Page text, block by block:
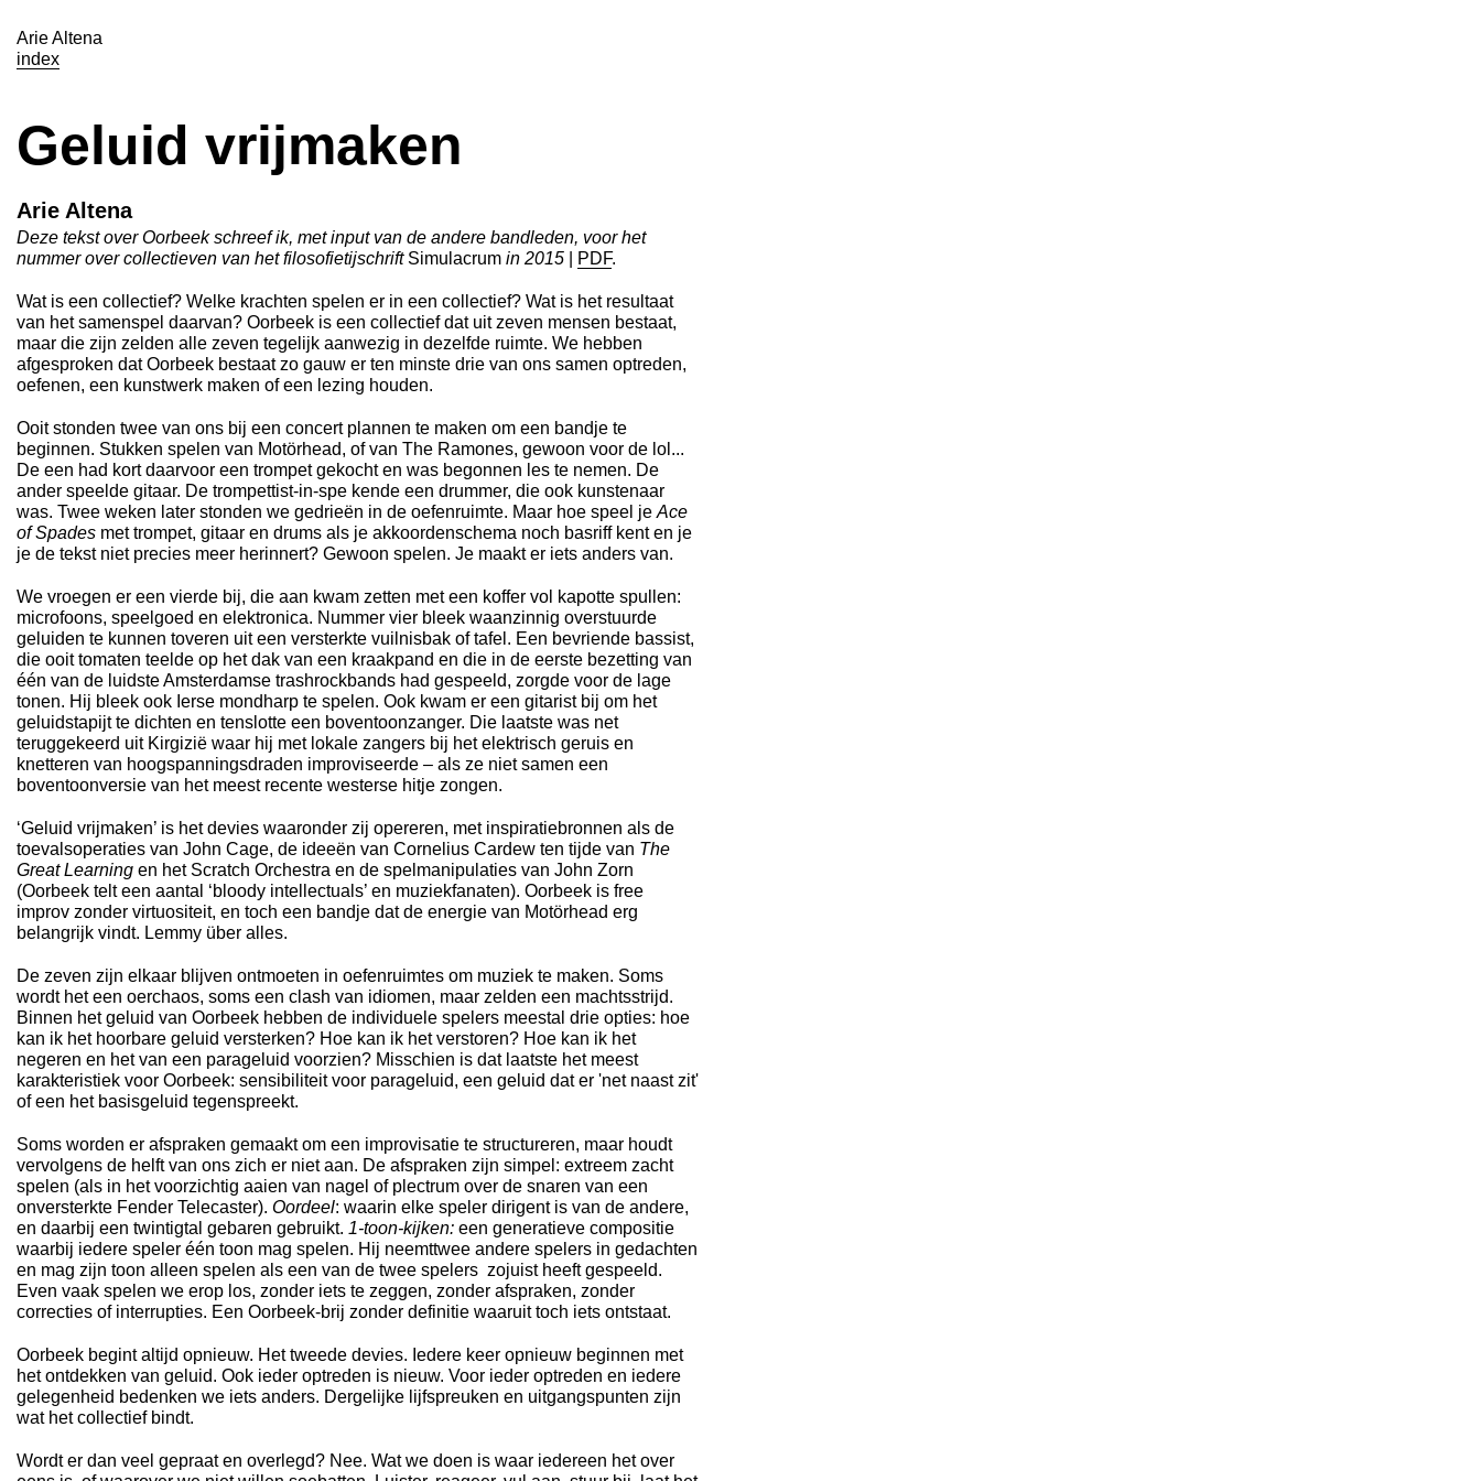
Arie Altena
index
Geluid vrijmaken
Arie Altena
Deze tekst over Oorbeek schreef ik, met input van de andere bandleden, voor het
nummer over collectieven van het filosofietijschrift Simulacrum in 2015 PDF.
Wat is een collectief? Welke krachten spelen er in een collectief? Wat is het resultaat
van het samenspel daarvan? Oorbeek is een collectief dat uit zeven mensen bestaat,
maar die zijn zelden alle zeven tegelijk aanwezig in dezelfde ruimte. We hebben
afgesproken dat Oorbeek bestaat zo gauw er ten minste drie van ons samen optreden,
oefenen, een kunstwerk maken of een lezing houden.
Ooit stonden twee van ons bij een concert plannen te maken om een bandje te
beginnen. Stukken spelen van Motörhead, of van The Ramones, gewoon voor de lol...
De een had kort daarvoor een trompet gekocht en was begonnen les te nemen. De
ander speelde gitaar. De trompettist-in-spe kende een drummer, die ook kunstenaar
was. Twee weken later stonden we gedrieën in de oefenruimte. Maar hoe speel je Ace
of Spades met trompet, gitaar en drums als je akkoordenschema noch basriff kent en je
je de tekst niet precies meer herinnert? Gewoon spelen. Je maakt er iets anders van.
We vroegen er een vierde bij, die aan kwam zetten met een koffer vol kapotte spullen:
microfoons, speelgoed en elektronica. Nummer vier bleek waanzinnig overstuurde
geluiden te kunnen toveren uit een versterkte vuilnisbak of tafel. Een bevriende bassist,
die ooit tomaten teelde op het dak van een kraakpand en die in de eerste bezetting van
één van de luidste Amsterdamse trashrockbands had gespeeld, zorgde voor de lage
tonen. Hij bleek ook Ierse mondharp te spelen. Ook kwam er een gitarist bij om het
geluidstapijt te dichten en tenslotte een boventoonzanger. Die laatste was net
teruggekeerd uit Kirgizië waar hij met lokale zangers bij het elektrisch geruis en
knetteren van hoogspanningsdraden improviseerde – als ze niet samen een
boventoonversie van het meest recente westerse hitje zongen.
‘Geluid vrijmaken’ is het devies waaronder zij opereren, met inspiratiebronnen als de
toevalsoperaties van John Cage, de ideeën van Cornelius Cardew ten tijde van The
Great Learning en het Scratch Orchestra en de spelmanipulaties van John Zorn
(Oorbeek telt een aantal ‘bloody intellectuals’ en muziekfanaten). Oorbeek is free
improv zonder virtuositeit, en toch een bandje dat de energie van Motörhead erg
belangrijk vindt. Lemmy über alles.
De zeven zijn elkaar blijven ontmoeten in oefenruimtes om muziek te maken. Soms
wordt het een oerchaos, soms een clash van idiomen, maar zelden een machtsstrijd.
Binnen het geluid van Oorbeek hebben de individuele spelers meestal drie opties: hoe
kan ik het hoorbare geluid versterken? Hoe kan ik het verstoren? Hoe kan ik het
negeren en het van een parageluid voorzien? Misschien is dat laatste het meest
karakteristiek voor Oorbeek: sensibiliteit voor parageluid, een geluid dat er 'net naast zit'
of een het basisgeluid tegenspreekt.
Soms worden er afspraken gemaakt om een improvisatie te structureren, maar houdt
vervolgens de helft van ons zich er niet aan. De afspraken zijn simpel: extreem zacht
spelen (als in het voorzichtig aaien van nagel of plectrum over de snaren van een
onversterkte Fender Telecaster). Oordeel: waarin elke speler dirigent is van de andere,
en daarbij een twintigtal gebaren gebruikt. 1-toon-kijken: een generatieve compositie
waarbij iedere speler één toon mag spelen. Hij neemttwee andere spelers in gedachten
en mag zijn toon alleen spelen als een van de twee spelers zojuist heeft gespeeld.
Even vaak spelen we erop los, zonder iets te zeggen, zonder afspraken, zonder
correcties of interrupties. Een Oorbeek-brij zonder definitie waaruit toch iets ontstaat.
Oorbeek begint altijd opnieuw. Het tweede devies. Iedere keer opnieuw beginnen met
het ontdekken van geluid. Ook ieder optreden is nieuw. Voor ieder optreden en iedere
gelegenheid bedenken we iets anders. Dergelijke lijfspreuken en uitgangspunten zijn
wat het collectief bindt.
Wordt er dan veel gepraat en overlegd? Nee. Wat we doen is waar iedereen het over